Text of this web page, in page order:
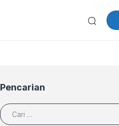
Pencarian